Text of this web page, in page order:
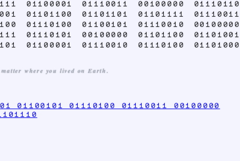
01100001 01110011 00100000 01110110
01101100 01101101 01101111 01110011
01110100 01100101 01110010 00100000
01110101 00100000 01101100 01101001
01100001 01110010 01110100 01101000
where you lived on Earth.
01100101 01110100 01110011 00100000